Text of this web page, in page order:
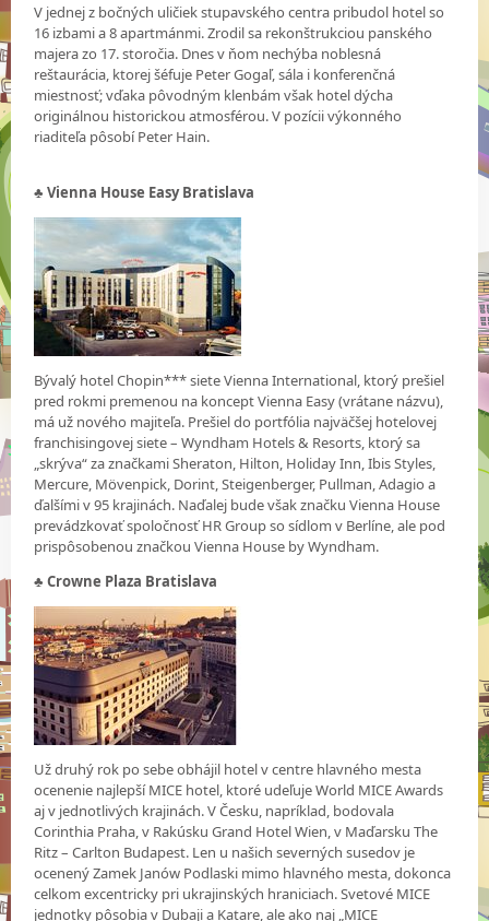
V jednej z bočných uličiek stupavského centra pribudol hotel so
16 izbami a 8 apartmánmi. Zrodil sa rekonštrukciou panského
majera zo 17. storočia. Dnes v ňom nechýba noblesná
reštaurácia, ktorej šéfuje Peter Gogaľ, sála i konferenčná
miestnosť; vďaka pôvodným klenbám však hotel dýcha
originálnou historickou atmosférou. V pozícii výkonného
riaditeľa pôsobí Peter Hain.
♣ Vienna House Easy Bratislava
Bývalý hotel Chopin*** siete Vienna International, ktorý prešiel
pred rokmi premenou na koncept Vienna Easy (vrátane názvu),
má už nového majiteľa. Prešiel do portfólia najväčšej hotelovej
franchisingovej siete – Wyndham Hotels & Resorts, ktorý sa
„skrýva“ za značkami Sheraton, Hilton, Holiday Inn, Ibis Styles,
Mercure, Mövenpick, Dorint, Steigenberger, Pullman, Adagio a
ďalšími v 95 krajinách. Naďalej bude však značku Vienna House
prevádzkovať spoločnosť HR Group so sídlom v Berlíne, ale pod
prispôsobenou značkou Vienna House by Wyndham.
♣ Crowne Plaza Bratislava
Už druhý rok po sebe obhájil hotel v centre hlavného mesta
ocenenie najlepší MICE hotel, ktoré udeľuje World MICE Awards
aj v jednotlivých krajinách. V Česku, napríklad, bodovala
Corinthia Praha, v Rakúsku Grand Hotel Wien, v Maďarsku The
Ritz – Carlton Budapest. Len u našich severných susedov je
ocenený Zamek Janów Podlaski mimo hlavného mesta, dokonca
celkom excentricky pri ukrajinských hraniciach. Svetové MICE
jednotky pôsobia v Dubaji a Katare, ale ako naj „MICE